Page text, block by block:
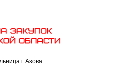
г. Азова